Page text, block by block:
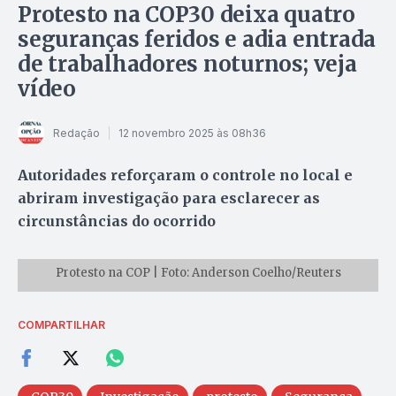
Protesto na COP30 deixa quatro
seguranças feridos e adia entrada
de trabalhadores noturnos; veja
vídeo
Redação 12 novembro 2025 às 08h36
Autoridades reforçaram o controle no local e
abriram investigação para esclarecer as
circunstâncias do ocorrido
Protesto na COP | Foto: Anderson Coelho/Reuters
COMPARTILHAR